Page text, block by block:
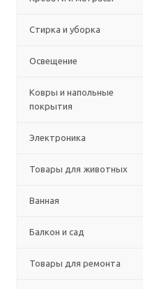
Стирка и уборка
Освещение
Ковры и напольные
покрытия
Электроника
Товары для животных
Ванная
Балкон и сад
Товары для ремонта